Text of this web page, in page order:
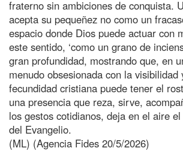
fraterno sin ambiciones de conquista.
acepta su pequeñez no como un
espacio donde Dios puede actuar con
este sentido, ‘como un grano de
gran profundidad, mostrando que, en
menudo obsesionada con la
fecundidad cristiana puede tener el
una presencia que reza, sirve,
los gestos cotidianos, deja en el aire
del Evangelio.
(ML) (Agencia Fides 20/5/2026)